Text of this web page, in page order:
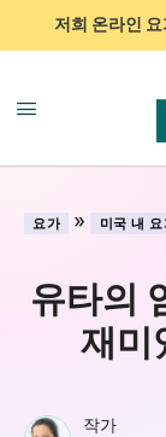
저희 온라인
요가 » 미국 내 요
유타의
재미
작가